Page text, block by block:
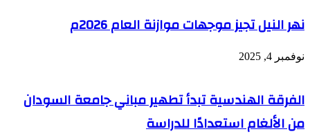
نهر النيل تجيز موجهات موازنة العام 2026م
نوفمبر 4, 2025
الفرقة الهندسية تبدأ تطهير مباني جامعة السودان
من الألغام استعدادًا للدراسة